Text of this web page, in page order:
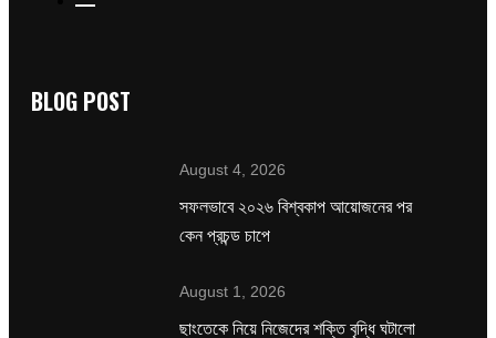
BLOG POST
August 4, 2026
সফলভাবে ২০২৬ বিশ্বকাপ আয়োজনের পর
কেন প্রচন্ড চাপে
August 1, 2026
ছাংতেকে নিয়ে নিজেদের শক্তি বৃদ্ধি ঘটালো